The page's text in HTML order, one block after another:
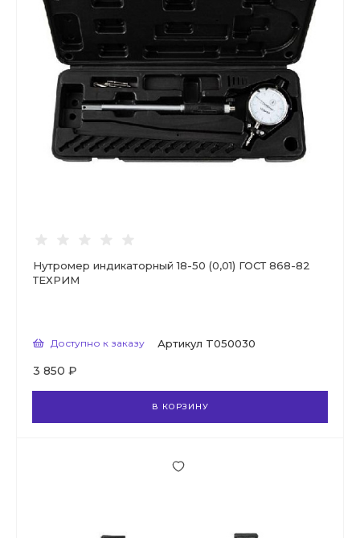
Нутромер индикаторный 18-50 (0,01) ГОСТ 868-82
ТЕХРИМ
Доступно к заказу Артикул T050030
3 850 ₽
В КОРЗИНУ